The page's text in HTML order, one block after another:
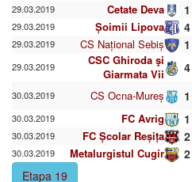
29.03.2019 Cetate Deva
29.03.2019 Șoimii Lipova
29.03.2019 CS Național Sebiș
29.03.2019
CSC Ghiroda şi
Giarmata Vii
30.03.2019 CS Ocna-Mureș
30.03.2019 FC Avrig
30.03.2019 FC Școlar Reșița
30.03.2019 Metalurgistul Cugir
Etapa 19